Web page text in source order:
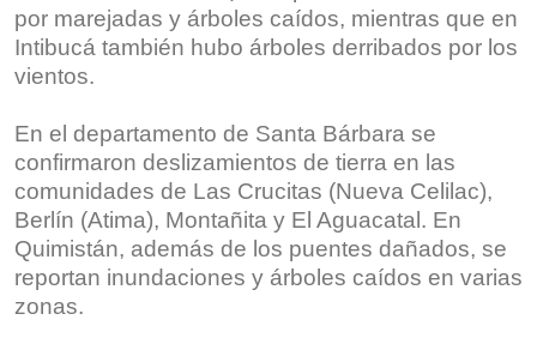
por marejadas y árboles caídos, mientras que en
Intibucá también hubo árboles derribados por los
vientos.
En el departamento de Santa Bárbara se
confirmaron deslizamientos de tierra en las
comunidades de Las Crucitas (Nueva Celilac),
Berlín (Atima), Montañita y El Aguacatal. En
Quimistán, además de los puentes dañados, se
reportan inundaciones y árboles caídos en varias
zonas.